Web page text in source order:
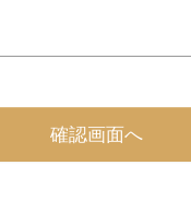
確認画面へ